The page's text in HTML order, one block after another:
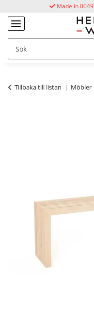
Made in 0049
Tillbaka till listan Möbler